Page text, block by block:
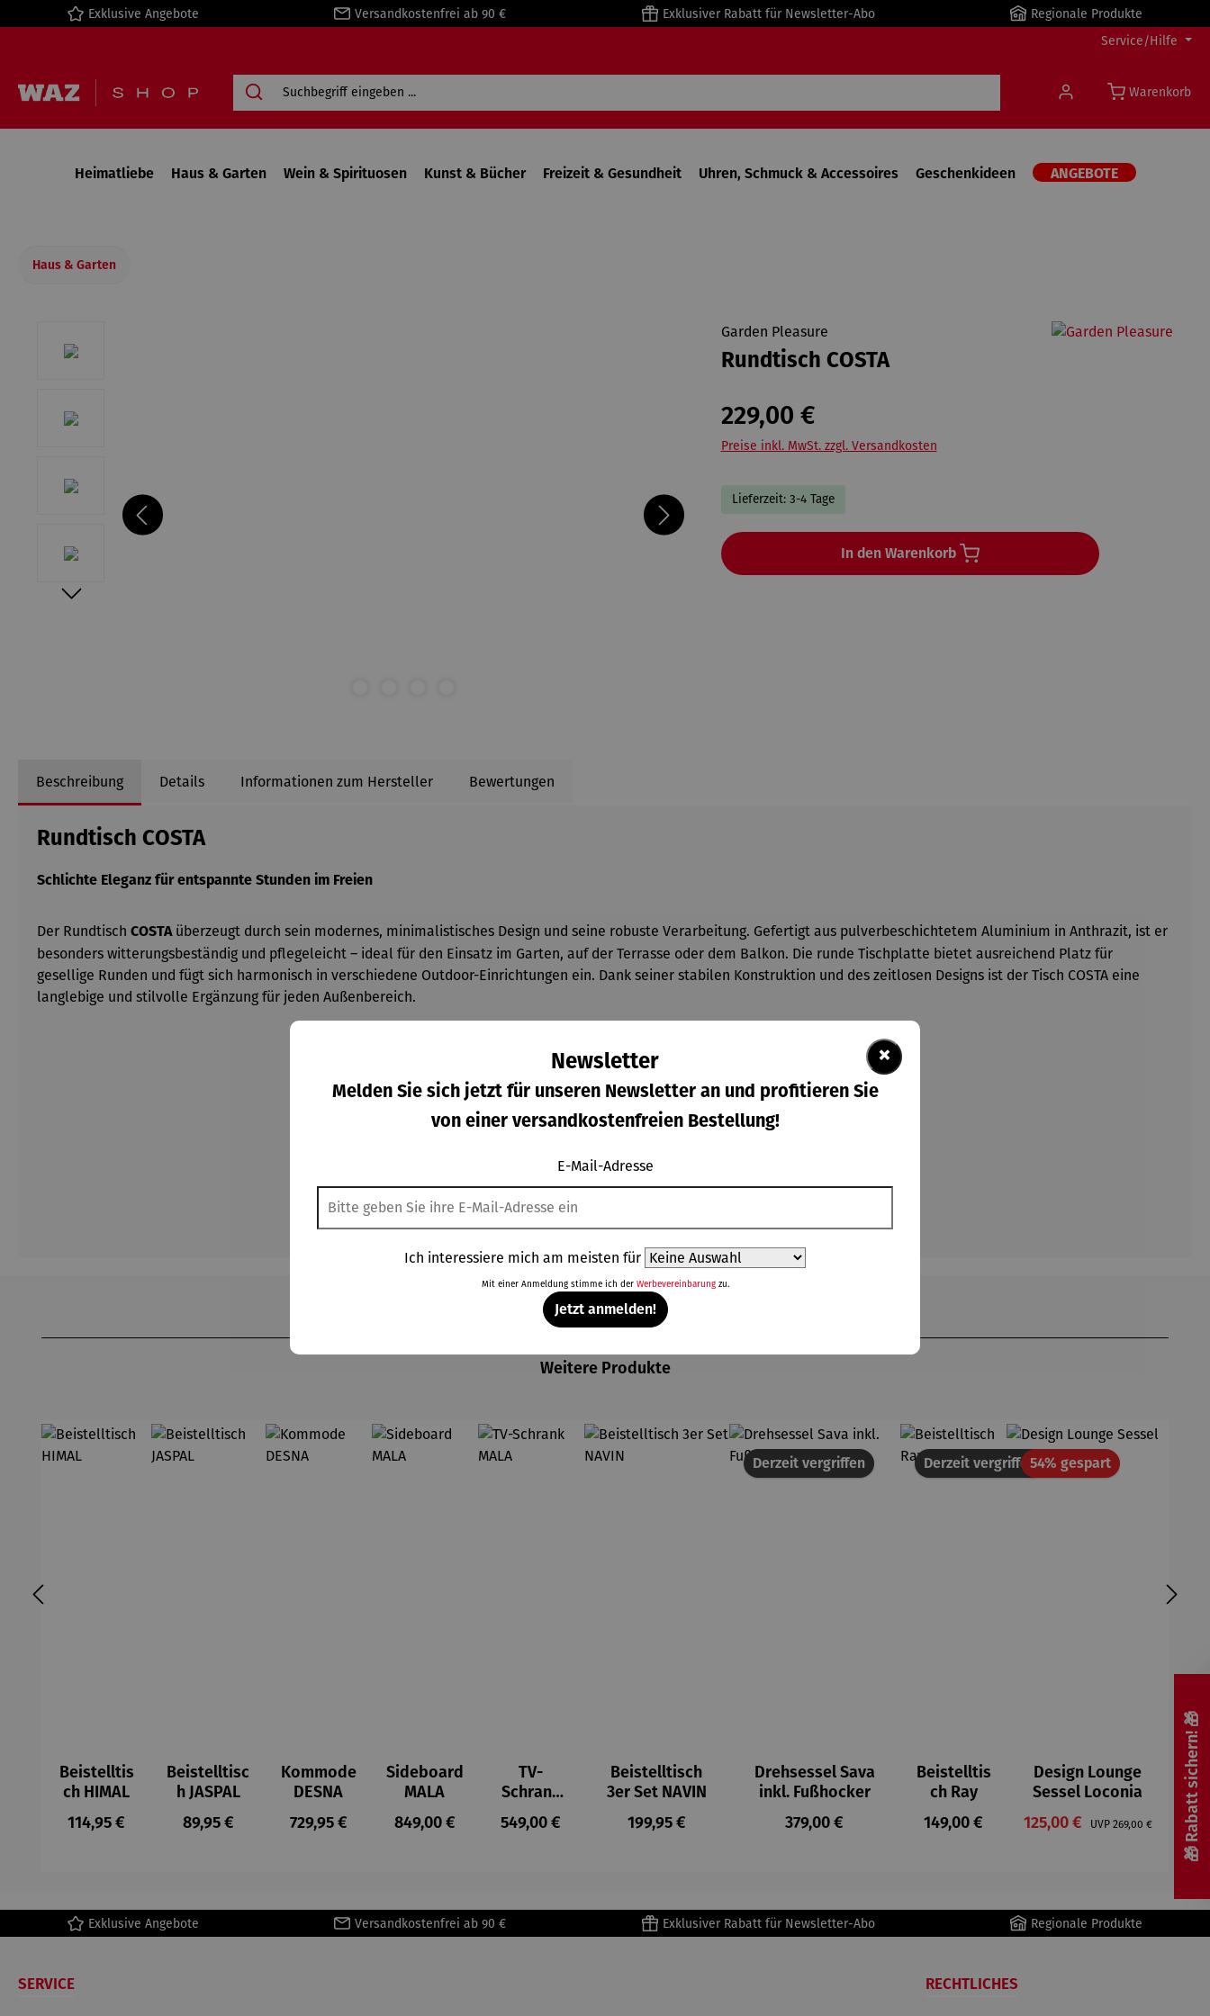
Zur Hauptnavigation springen
Exklusive Angebote Versandkostenfrei ab 90 € Exklusiver Rabatt für Newsletter-Abo
Regionale Produkte
Service/Hilfe
Warenkorb
Heimatliebe Haus & Garten Wein & Spirituosen Kunst & Bücher Freizeit & Gesundheit Uhren, Schmuck & Accessoires Geschenkideen ANGEBOTE
Haus & Garten
Garden Pleasure
Rundtisch COSTA
229,00 €
Preise inkl. MwSt. zzgl. Versandkosten
Lieferzeit: 3-4 Tage
In den Warenkorb
Beschreibung Details Informationen zum Hersteller Bewertungen
Rundtisch COSTA
Schlichte Eleganz für entspannte Stunden im Freien
Der Rundtisch COSTAüberzeugt durch sein modernes, minimalistisches Design und seine robuste Verarbeitung. Gefertigt aus pulverbeschichtetem Aluminium in Anthrazit, ist er
besonders witterungsbeständig und pflegeleicht – ideal für den Einsatz im Garten, auf der Terrasse oder dem Balkon. Die runde Tischplatte bietet ausreichend Platz für
gesellige Runden und fügt sich harmonisch in verschiedene Outdoor-Einrichtungen ein. Dank seiner stabilen Konstruktion und des zeitlosen Designs ist der Tisch COSTA eine
langlebige und stilvolle Ergänzung für jeden Außenbereich.
Weitere Produkte
Beistelltis
ch HIMAL
Regulärer Preis:
114,95 €
Beistelltisc
h JASPAL
Regulärer Preis:
89,95 €
Kommode
DESNA
Regulärer Preis:
729,95 €
Sideboard
MALA
Regulärer Preis:
849,00 €
TV-
Schrank
MALA
Regulärer Preis:
549,00 €
Beistelltisch
3er Set NAVIN
Regulärer Preis:
199,95 €
Derzeit vergriffen
Drehsessel Sava
inkl. Fußhocker
Regulärer Preis:
379,00 €
Derzeit vergriffen
Beistelltis
ch Ray
Regulärer Preis:
149,00 €
54% gespartRabatt
Design Lounge
Sessel Loconia
Verkaufspreis:
125,00 € UVP Regulärer Preis:
269,00 €
Exklusive Angebote Versandkostenfrei ab 90 € Exklusiver Rabatt für Newsletter-Abo Regionale Produkte
SERVICE RECHTLICHES
🎁 Rabatt sichern! 🎁
×
Newsletter
Melden Sie sich jetzt für unseren Newsletter an und profitieren Sie
von einer versandkostenfreien Bestellung!
E-Mail-Adresse
Ich interessiere mich am meisten für
Mit einer Anmeldung stimme ich der Werbevereinbarungzu.
Jetzt anmelden!